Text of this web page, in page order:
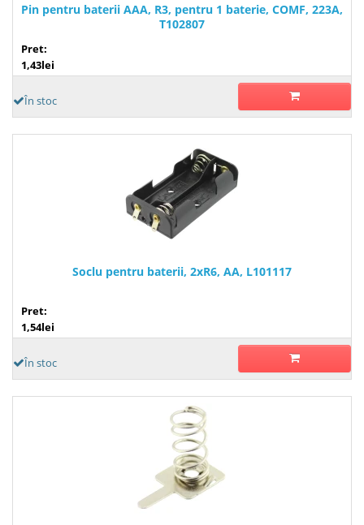
Pin pentru baterii AAA, R3, pentru 1 baterie, COMF, 223A,
T102807
Pret:
1,43lei
În stoc
Soclu pentru baterii, 2xR6, AA, L101117
Pret:
1,54lei
În stoc